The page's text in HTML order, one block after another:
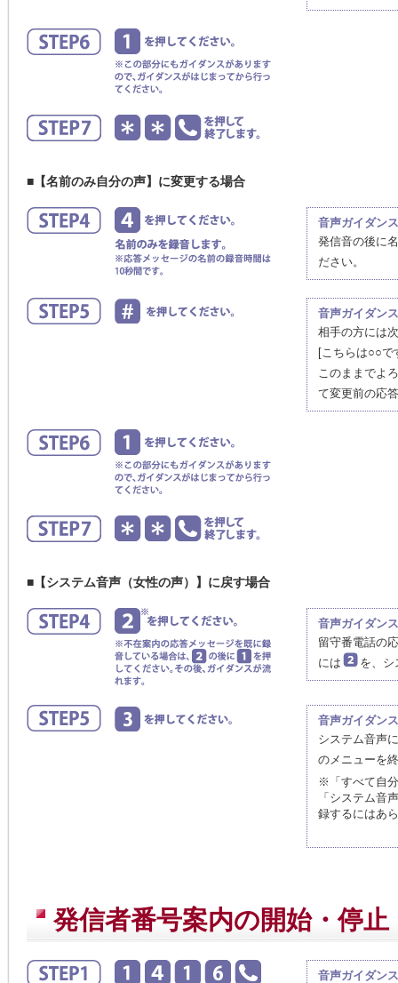
■【名前のみ自分の声】に変更する場合
音声ガイダンス
発信音の後に
ださい。
音声ガイダンス
相手の方には
[こちらは○○で
このままでよ
て変更前の応
■【システム音声（女性の声）】に戻す場合
音声ガイダンス
留守番電話の
には
を、シ
音声ガイダンス
システム音声
のメニューを
※「すべて自
「システム音
録するにはあ
発信者番号案内の開始・停止
音声ガイダンス